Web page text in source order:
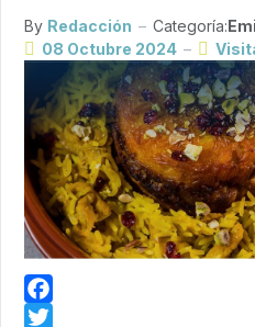
By Redacción Categoría:
08 Octubre 2024
Facebook